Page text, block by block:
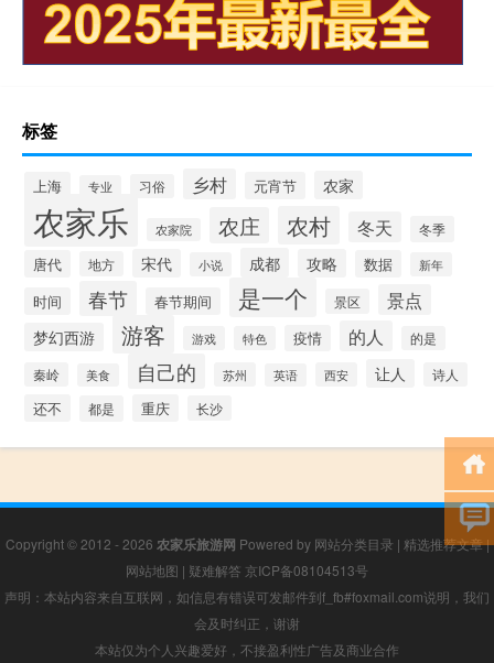
标签
上海 专业 习俗 乡村 元宵节 农家
农家乐 农家院 农庄 农村 冬天 冬季
唐代 地方 宋代 小说 成都 攻略 数据 新年
时间 春节 春节期间 是一个 景区 景点
梦幻西游 游客 游戏 特色 疫情 的人 的是
秦岭 美食 自己的 苏州 英语 西安 让人 诗人
还不 都是 重庆 长沙
Copyright © 2012 - 2026 农家乐旅游网 Powered by 网站分类目录 | 精选推荐文章|
网站地图 | 疑难解答 京ICP备08104513号
声明：本站内容来自互联网，如信息有错误可发邮件到f_fb#foxmail.com说明，我们
会及时纠正，谢谢
本站仅为个人兴趣爱好，不接盈利性广告及商业合作